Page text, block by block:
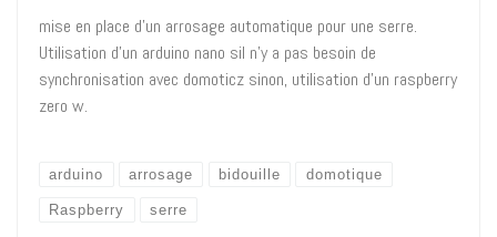
mise en place d’un arrosage automatique pour une serre.
Utilisation d’un arduino nano sil n’y a pas besoin de
synchronisation avec domoticz sinon, utilisation d’un raspberry
zero w.
arduino arrosage bidouille domotique
Raspberry serre